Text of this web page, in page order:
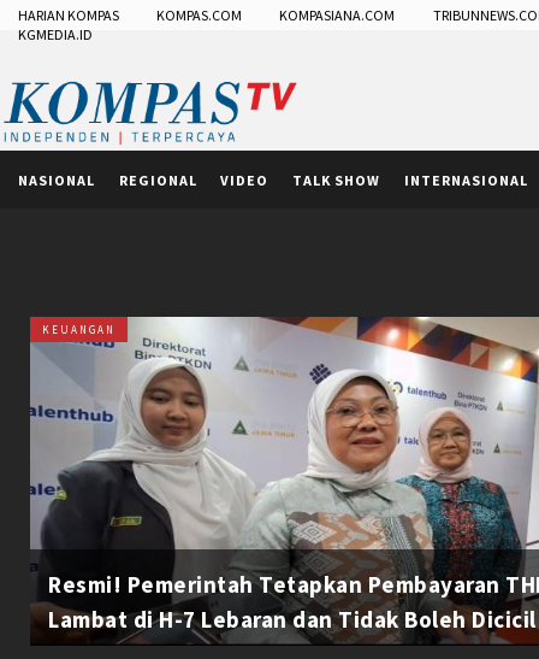
HARIAN KOMPAS KOMPAS.COM KOMPASIANA.COM
KGMEDIA.ID
NASIONAL REGIONAL VIDEO TALK SHOW INTERNASIONAL
KEUANGAN
Resmi! Pemerintah Tetapkan Pembayaran
Lambat di H-7 Lebaran dan Tidak Boleh Dicicil